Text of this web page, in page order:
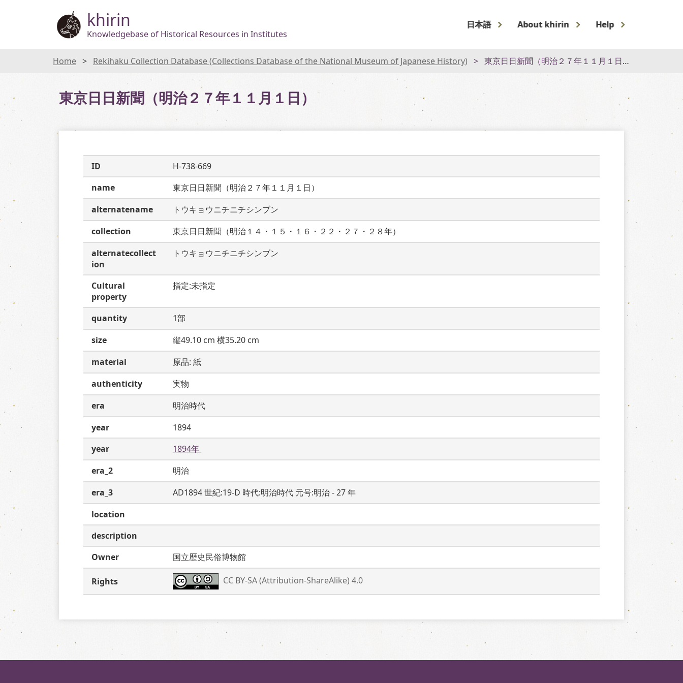
khirin
Knowledgebase of Historical Resources in Institutes
日本語 About khirin Help
Home Rekihaku Collection Database (Collections Database of the National Museum of Japanese History) 東京日日新聞（明治２７年１１月１日）
東京日日新聞（明治２７年１１月１日）
ID
H-738-669
name
東京日日新聞（明治２７年１１月１日）
alternatename
トウキョウニチニチシンブン
collection
東京日日新聞（明治１４・１５・１６・２２・２７・２８年）
alternatecollect
ion
トウキョウニチニチシンブン
Cultural
property
指定:未指定
quantity
1部
size
縦49.10 cm 横35.20 cm
material
原品: 紙
authenticity
実物
era
明治時代
year
1894
year
1894年
era_2
明治
era_3
AD1894 世紀:19-D 時代:明治時代 元号:明治 - 27 年
location
description
Owner
国立歴史民俗博物館
Rights CC BY-SA (Attribution-ShareAlike) 4.0